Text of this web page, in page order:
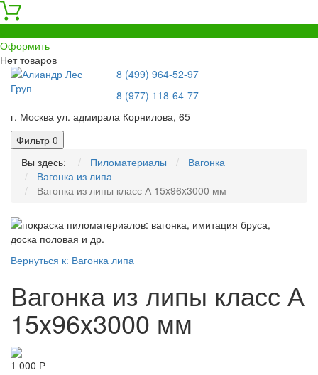
Оформить
Нет товаров
8 (499) 964-52-97
8 (977) 118-64-77
г. Москва ул. адмирала Корнилова, 65
Фильтр 0
Вы здесь:
Пиломатериалы
Вагонка
Вагонка из липа
Вагонка из липы класс А 15x96x3000 мм
Вернуться к: Вагонка липа
Вагонка из липы класс А
15x96x3000 мм
1 000 Р